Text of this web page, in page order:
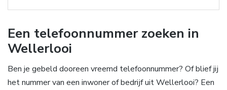
Een telefoonnummer zoeken in
Wellerlooi
Ben je gebeld dooreen vreemd telefoonnummer? Of blief jij
het nummer van een inwoner of bedrijf uit Wellerlooi? Een